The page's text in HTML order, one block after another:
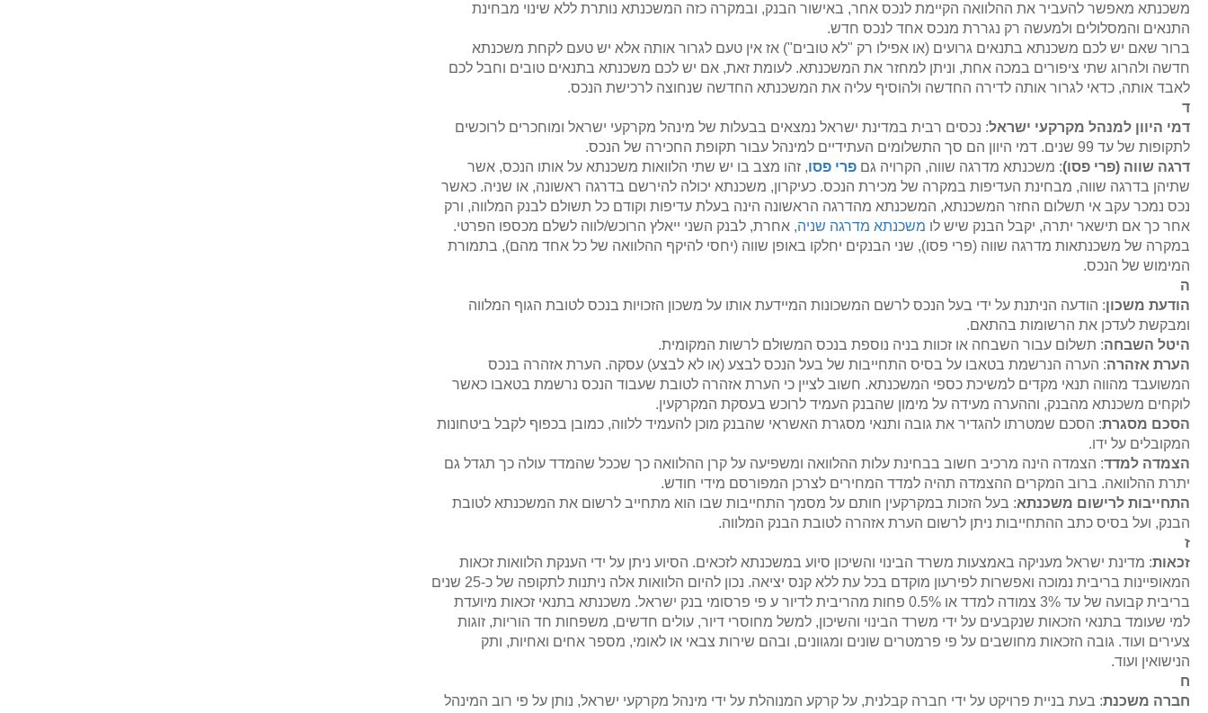
משכנתא מאפשר להעביר את ההלוואה הקיימת לנכס אחר, באישור הבנק, ובמקרה כזה המשכנתא נותרת ללא שינוי מבחינת
התנאים והמסלולים ולמעשה רק נגררת מנכס אחד לנכס חדש.
ברור שאם יש לכם משכנתא בתנאים גרועים (או אפילו רק "לא טובים") אז אין טעם לגרור אותה אלא יש טעם לקחת משכנתא
חדשה ולהרוג שתי ציפורים במכה אחת, וניתן למחזר את המשכנתא. לעומת זאת, אם יש לכם משכנתא בתנאים טובים וחבל לכם
לאבד אותה, כדאי לגרור אותה לדירה החדשה ולהוסיף עליה את המשכנתא החדשה שנחוצה לרכישת הנכס.
ד
דמי היוון למנהל מקרקעי ישראל: נכסים רבית במדינת ישראל נמצאים בבעלות של מינהל מקרקעי ישראל ומוחכרים לרוכשים
לתקופות של עד 99 שנים. דמי היוון הם סך התשלומים העתידיים למינהל עבור תקופת החכירה של הנכס.
דרגה שווה (פרי פסו): משכנתא מדרגה שווה, הקרויה גם פרי פסו, זהו מצב בו יש שתי הלוואות משכנתא על אותו הנכס, אשר
שתיהן בדרגה שווה, מבחינת העדיפות במקרה של מכירת הנכס. כעיקרון, משכנתא יכולה להירשם בדרגה ראשונה, או שניה. כאשר
נכס נמכר עקב אי תשלום החזר המשכנתא, המשכנתא מהדרגה הראשונה הינה בעלת עדיפות וקודם כל תשולם לבנק המלווה, ורק
אחר כך אם תישאר יתרה, יקבל הבנק שיש לו משכנתא מדרגה שניה, אחרת, לבנק השני ייאלץ הרוכש/לווה לשלם מכספו הפרטי.
במקרה של משכנתאות מדרגה שווה (פרי פסו), שני הבנקים יחלקו באופן שווה (יחסי להיקף ההלוואה של כל אחד מהם), בתמורת
המימוש של הנכס.
ה
הודעת משכון: הודעה הניתנת על ידי בעל הנכס לרשם המשכונות המיידעת אותו על משכון הזכויות בנכס לטובת הגוף המלווה
ומבקשת לעדכן את הרשומות בהתאם.
היטל השבחה: תשלום עבור השבחה או זכוות בניה נוספת בנכס המשולם לרשות המקומית.
הערת אזהרה: הערה הנרשמת בטאבו על בסיס התחייבות של בעל הנכס לבצע (או לא לבצע) עסקה. הערת אזהרה בנכס
המשועבד מהווה תנאי מקדים למשיכת כספי המשכנתא. חשוב לציין כי הערת אזהרה לטובת שעבוד הנכס נרשמת בטאבו כאשר
לוקחים משכנתא מהבנק, וההערה מעידה על מימון שהבנק העמיד לרוכש בעסקת המקרקעין.
הסכם מסגרת: הסכם שמטרתו להגדיר את גובה ותנאי מסגרת האשראי שהבנק מוכן להעמיד ללווה, כמובן בכפוף לקבל ביטחונות
המקובלים על ידו.
הצמדה למדד: הצמדה הינה מרכיב חשוב בבחינת עלות ההלוואה ומשפיעה על קרן ההלוואה כך שככל שהמדד עולה כך תגדל גם
יתרת ההלוואה. ברוב המקרים ההצמדה תהיה למדד המחירים לצרכן המפורסם מידי חודש.
התחייבות לרישום משכנתא: בעל הזכות במקרקעין חותם על מסמך התחייבות שבו הוא מתחייב לרשום את המשכנתא לטובת
הבנק, ועל בסיס כתב ההתחייבות ניתן לרשום הערת אזהרה לטובת הבנק המלווה.
ז
זכאות: מדינת ישראל מעניקה באמצעות משרד הבינוי והשיכון סיוע במשכנתא לזכאים. הסיוע ניתן על ידי הענקת הלוואות זכאות
המאופיינות בריבית נמוכה ואפשרות לפירעון מוקדם בכל עת ללא קנס יציאה. נכון להיום הלוואות אלה ניתנות לתקופה של כ-25 שנים
בריבית קבועה של עד 3% צמודה למדד או 0.5% פחות מהריבית לדיור ע פי פרסומי בנק ישראל. משכנתא בתנאי זכאות מיועדת
למי שעומד בתנאי הזכאות שנקבעים על ידי משרד הבינוי והשיכון, למשל מחוסרי דיור, עולים חדשים, משפחות חד הוריות, זוגות
צעירים ועוד. גובה הזכאות מחושבים על פי פרמטרים שונים ומגוונים, ובהם שירות צבאי או לאומי, מספר אחים ואחיות, ותק
הנישואין ועוד.
ח
חברה משכנת: בעת בניית פרויקט על ידי חברה קבלנית, על קרקע המנוהלת על ידי מינהל מקרקעי ישראל, נותן על פי רוב המינהל